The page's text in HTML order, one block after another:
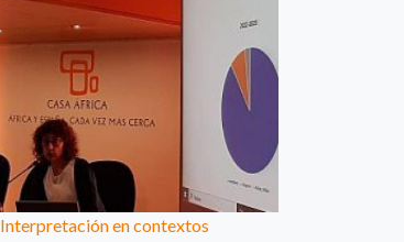
Interpretación en contextos